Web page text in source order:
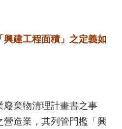
建工程面積」之定義如
棄物清理計畫書之事
造業，其列管門檻「興